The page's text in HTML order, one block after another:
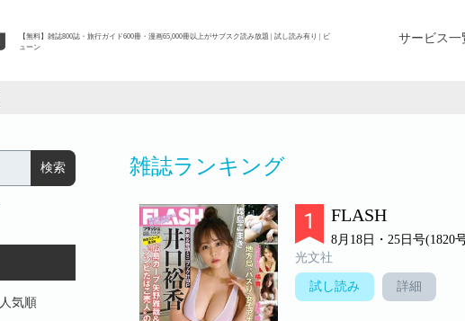
【無料】雑誌800誌・旅行ガイド600冊・漫画65,000冊以上がサブスク読み放題 | 試し読み有り | ビ
ューン
サービス一
雑誌ランキング
FLASH
8月18日・25日号(1820
光文社
試し読み 詳細
人気順